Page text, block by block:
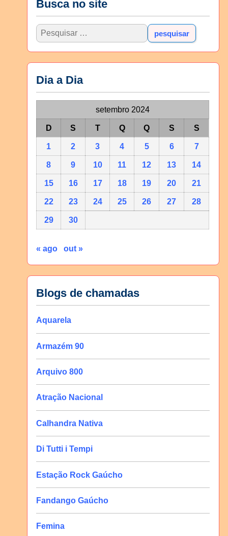
Busca no site
Dia a Dia
setembro 2024
D S T Q Q S S
1 2 3 4 5 6 7
8 9 10 11 12 13 14
15 16 17 18 19 20 21
22 23 24 25 26 27 28
29 30
« ago out »
Blogs de chamadas
Aquarela
Armazém 90
Arquivo 800
Atração Nacional
Calhandra Nativa
Di Tutti i Tempi
Estação Rock Gaúcho
Fandango Gaúcho
Femina